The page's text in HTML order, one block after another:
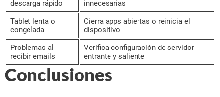
descarga rápido
innecesarias
Tablet lenta o
congelada
Cierra apps abiertas o reinicia el
dispositivo
Problemas al
recibir emails
Verifica configuración de servidor
entrante y saliente
Conclusiones